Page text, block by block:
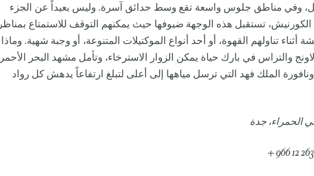
وفي مناطق جلوس واسعة تقع وسط حدائق آسرة. وليس بعيداً عن الجزء
الكورنيش، تستقبل هذه الوجهة ضيوفها حيث يمكنهم التوقف للاستمتاع بمناظر
أثناء تناولهم القهوة، أو أحد أنواع الموكتيلات المتنوعة، أو وجبة شهية. وماذا
والتراس في بارك حياة يمكن الزوار الاسترخاء، وتأمل مشهد البحر الأحمر
ونافورة الملك فهد التي ترسل مياهها إلى أعلى لتبلغ ارتفاعاً يدهش كل رواد
الحمراء، جدة